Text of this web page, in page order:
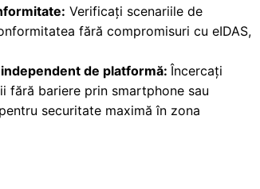
Verificați scenariile de
fără compromisuri cu eIDAS,
de platformă:Încercați
fără bariere prin smartphone sau
securitate maximă în zona